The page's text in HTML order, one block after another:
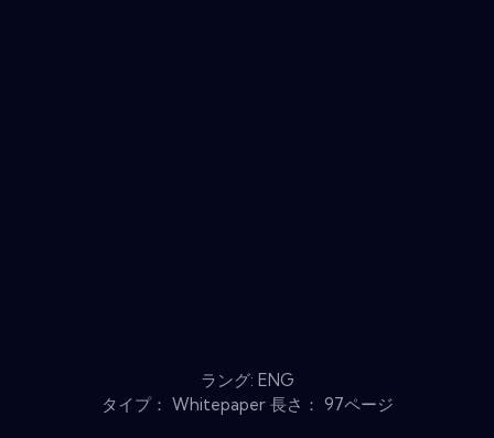
ラング: ENG
タイプ： Whitepaper 長さ： 97ページ